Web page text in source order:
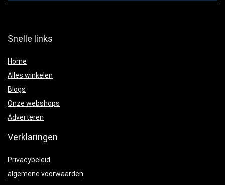
Snelle links
Home
Alles winkelen
Blogs
Onze webshops
Adverteren
Verklaringen
Privacybeleid
algemene voorwaarden